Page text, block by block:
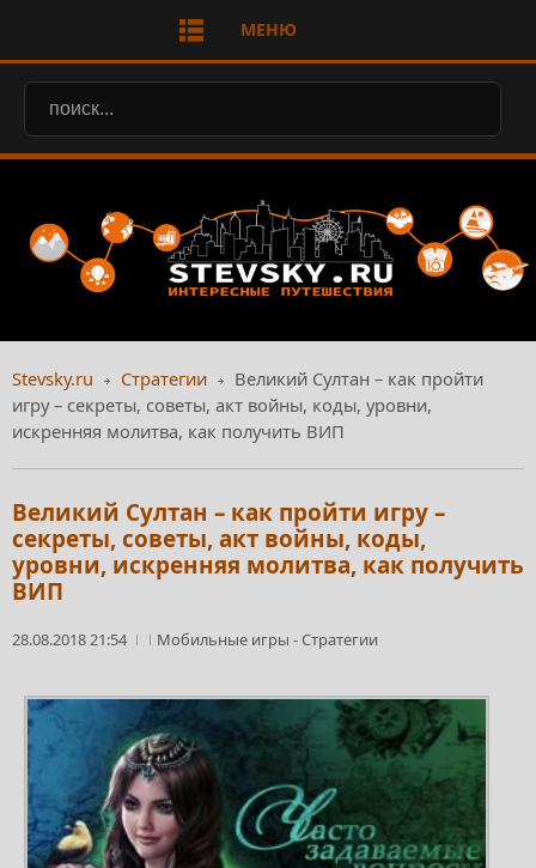
МЕНЮ
Stevsky.ru Стратегии
Великий Султан – как пройти
игру – секреты, советы, акт войны, коды, уровни,
искренняя молитва, как получить ВИП
Великий Султан – как пройти игру –
секреты, советы, акт войны, коды,
уровни, искренняя молитва, как получить
ВИП
28.08.2018 21:54 Мобильные игры -Стратегии